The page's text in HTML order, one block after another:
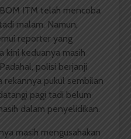
ITM telah mencoba
malam. Namun,
reporter yang
kini keduanya masih
polisi berjanji
rekannya pukul sembilan
pagi tadi belum
dalam penyelidikan.
masih mengusahakan